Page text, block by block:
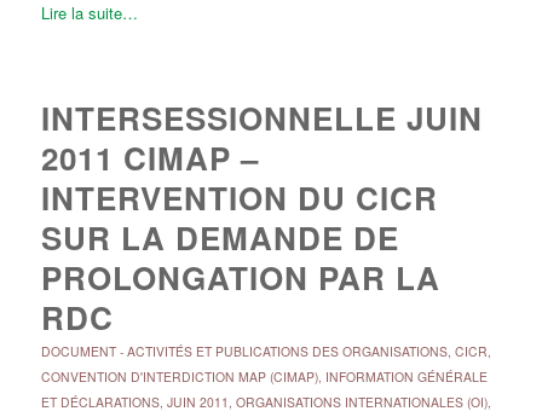
Lire la suite…
INTERSESSIONNELLE JUIN
2011 CIMAP –
INTERVENTION DU CICR
SUR LA DEMANDE DE
PROLONGATION PAR LA
RDC
DOCUMENT- ACTIVITÉS ET PUBLICATIONS DES ORGANISATIONS, CICR,
CONVENTION D'INTERDICTION MAP (CIMAP), INFORMATION GÉNÉRALE
ET DÉCLARATIONS, JUIN 2011 , ORGANISATIONS INTERNATIONALES (OI),